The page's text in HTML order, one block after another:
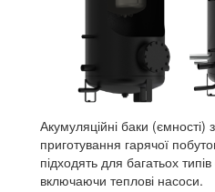
Акумуляційні баки (ємності)
приготування гарячої
підходять для багатьох
включаючи теплові насоси.